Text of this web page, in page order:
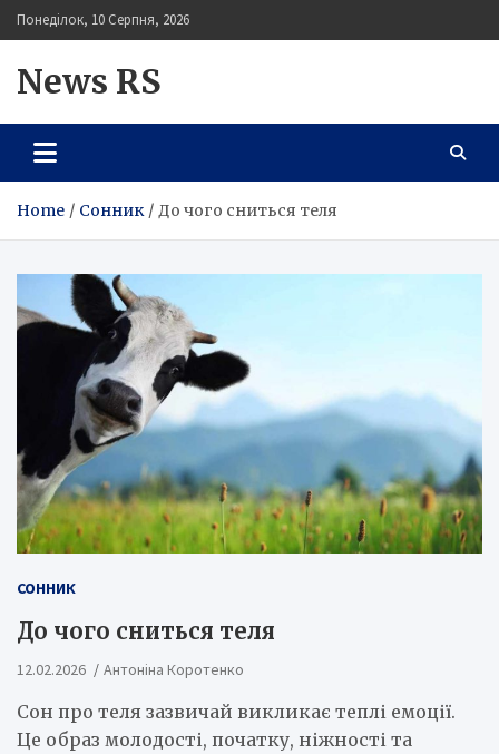
Skip
to
Понеділок, 10 Серпня, 2026
News RS
Home Сонник До чого сниться теля
СОННИК
До чого сниться теля
12.02.2026 Антоніна Коротенко
Сон про теля зазвичай викликає теплі емоції.
Це образ молодості, початку, ніжності та